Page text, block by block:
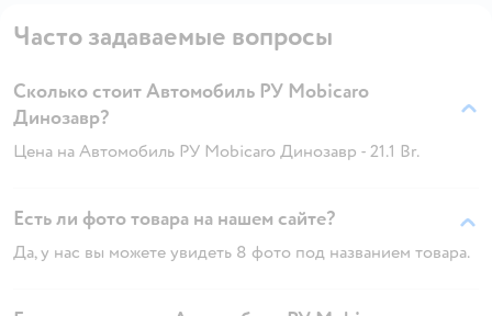
Часто задаваемые вопросы
Сколько стоит Автомобиль РУ Mobicaro
Динозавр?
Цена на Автомобиль РУ Mobicaro Динозавр - 21.1 Br.
Есть ли фото товара на нашем сайте?
Да, у нас вы можете увидеть 8 фото под названием товара.